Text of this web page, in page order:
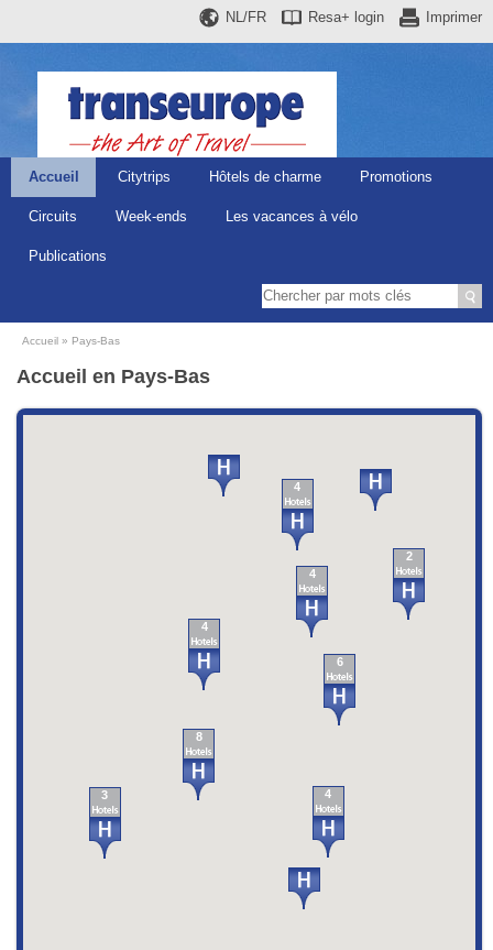
Imprimer
Resa+ login
NL/FR
Accueil Citytrips Hôtels de charme Promotions
Circuits Week-ends Les vacances à vélo
Publications
Accueil Pays-Bas
Accueil en Pays-Bas
4
2
6
4
4
4
8
3